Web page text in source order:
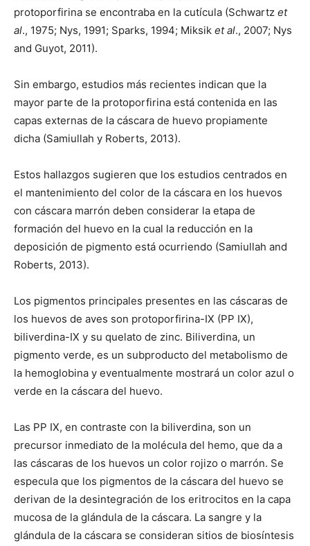
protoporfirina se encontraba en la cutícula (Schwartz et
al., 1975; Nys, 1991; Sparks, 1994; Miksik et al., 2007; Nys
and Guyot, 2011).
Sin embargo, estudios más recientes indican que la
mayor parte de la protoporfirina está contenida en las
capas externas de la cáscara de huevo propiamente
dicha (Samiullah y Roberts, 2013).
Estos hallazgos sugieren que los estudios centrados en
el mantenimiento del color de la cáscara en los huevos
con cáscara marrón deben considerar la etapa de
formación del huevo en la cual la reducción en la
deposición de pigmento está ocurriendo (Samiullah and
Roberts, 2013).
Los pigmentos principales presentes en las cáscaras de
los huevos de aves son protoporfirina-IX (PP IX),
biliverdina-IX y su quelato de zinc. Biliverdina, un
pigmento verde, es un subproducto del metabolismo de
la hemoglobina y eventualmente mostrará un color azul o
verde en la cáscara del huevo.
Las PP IX, en contraste con la biliverdina, son un
precursor inmediato de la molécula del hemo, que da a
las cáscaras de los huevos un color rojizo o marrón. Se
especula que los pigmentos de la cáscara del huevo se
derivan de la desintegración de los eritrocitos en la capa
mucosa de la glándula de la cáscara. La sangre y la
glándula de la cáscara se consideran sitios de biosíntesis